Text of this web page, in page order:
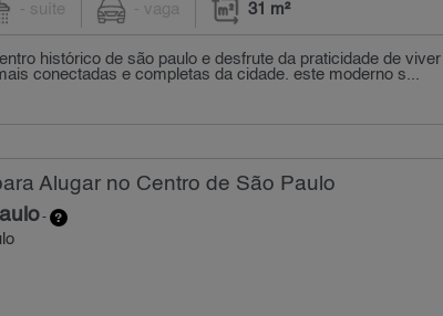
- suíte - vaga 31 m²
histórico de são paulo e desfrute da praticidade de viver
conectadas e completas da cidade. este moderno s...
Alugar no Centro de São Paulo
-